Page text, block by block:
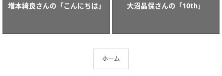
増本綺良さんの「こんにちは」 大沼晶保さんの「10th」
ホーム